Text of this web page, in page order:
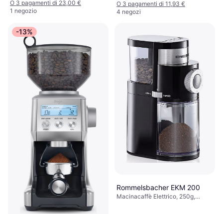
O 3 pagamenti di 23,00 €
1 negozio
O 3 pagamenti di 11,93 €
4 negozi
-13%
Rommelsbacher EKM 200
Macinacaffè Elettrico, 250g,